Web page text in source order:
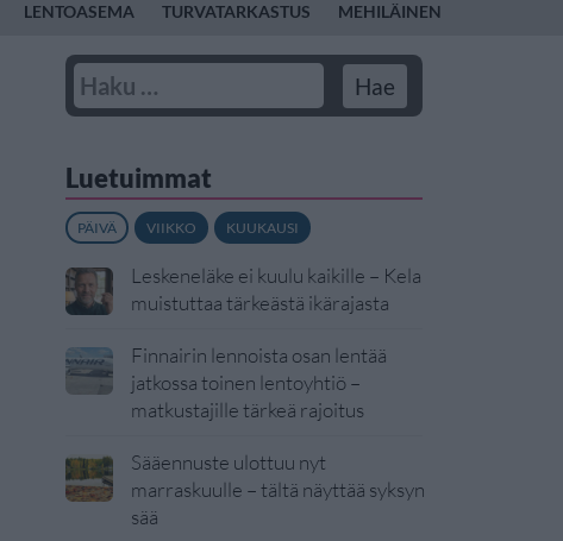
LENTOASEMA TURVATARKASTUS MEHILÄINEN
Luetuimmat
PÄIVÄ VIIKKO KUUKAUSI
Leskeneläke ei kuulu kaikille – Kela
muistuttaa tärkeästä ikärajasta
Finnairin lennoista osan lentää
jatkossa toinen lentoyhtiö –
matkustajille tärkeä rajoitus
Sääennuste ulottuu nyt
marraskuulle – tältä näyttää syksyn
sää